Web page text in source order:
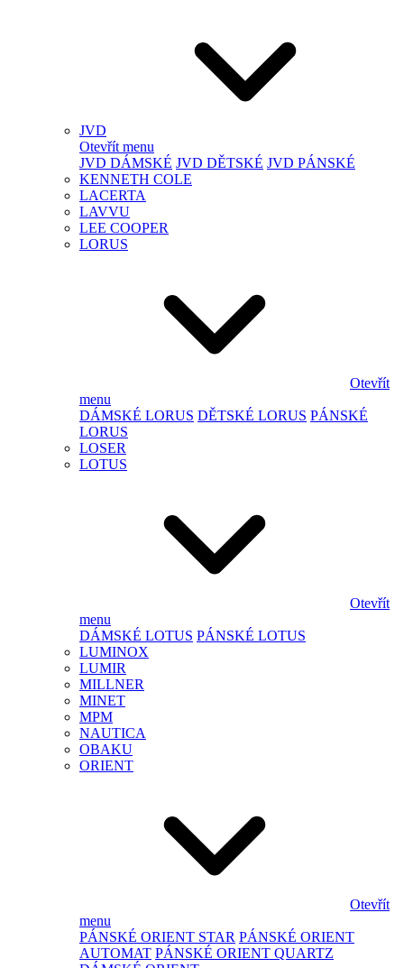
JVD
Otevřít menu
JVD DÁMSKÉ JVD DĚTSKÉ JVD PÁNSKÉ
KENNETH COLE
LACERTA
LAVVU
LEE COOPER
LORUS
Otevřít
menu
DÁMSKÉ LORUS DĚTSKÉ LORUS PÁNSKÉ
LORUS
LOSER
LOTUS
Otevřít
menu
DÁMSKÉ LOTUS PÁNSKÉ LOTUS
LUMINOX
LUMIR
MILLNER
MINET
MPM
NAUTICA
OBAKU
ORIENT
Otevřít
menu
PÁNSKÉ ORIENT STAR PÁNSKÉ ORIENT
AUTOMAT PÁNSKÉ ORIENT QUARTZ